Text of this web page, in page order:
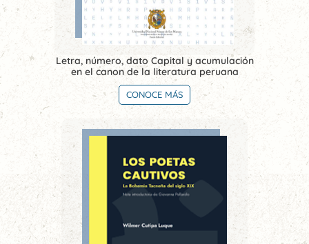
Letra, número, dato Capital y acumulación
en el canon de la literatura peruana
CONOCE MÁS